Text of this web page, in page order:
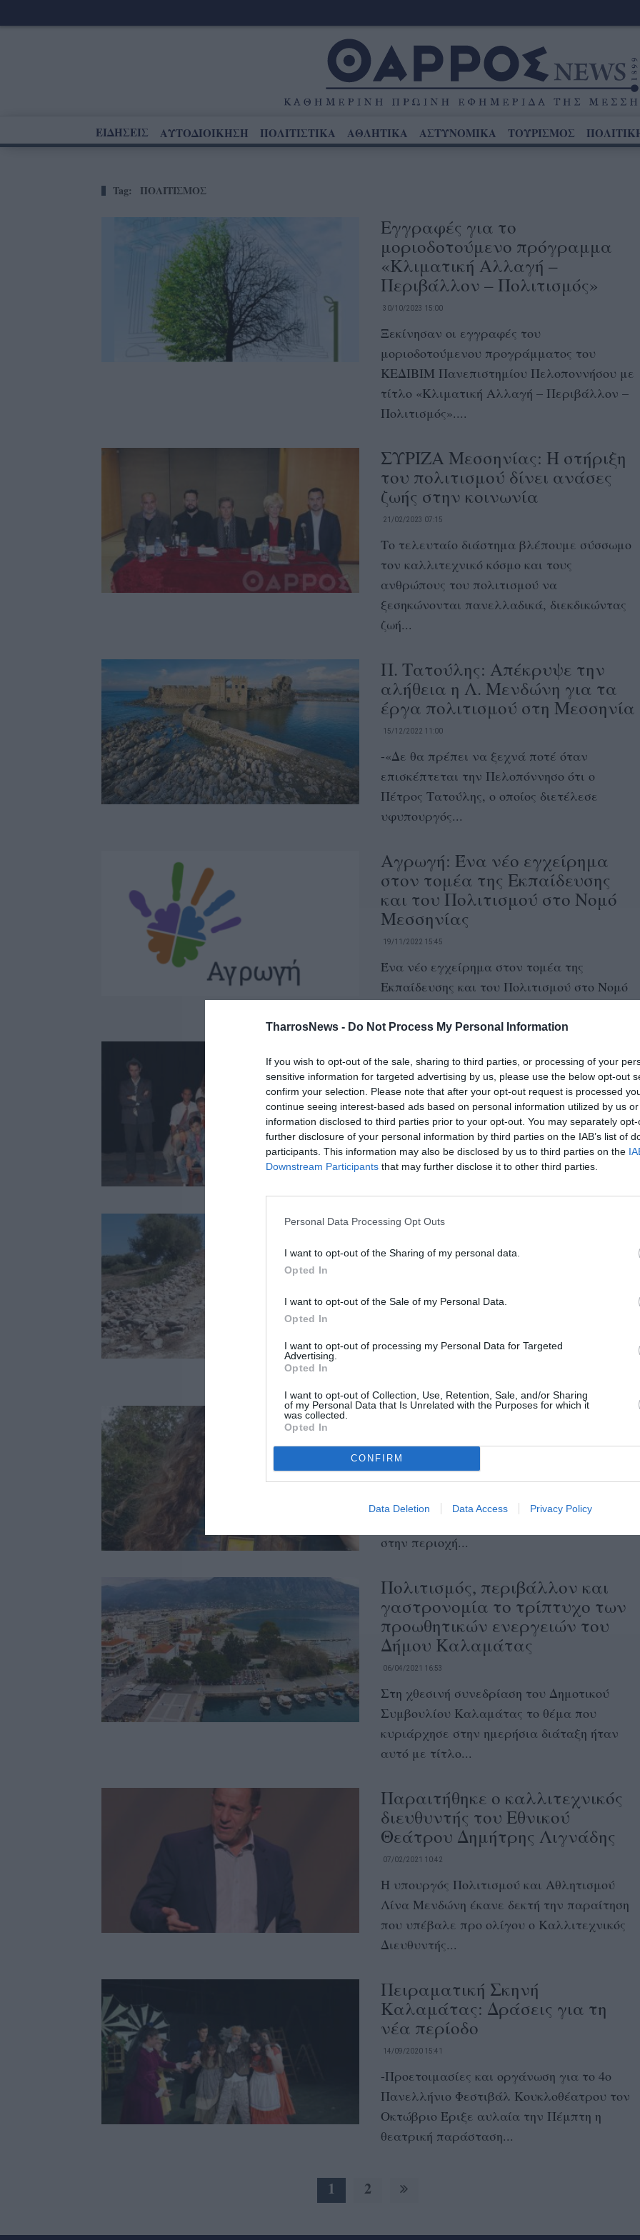
TharrosNews - Do Not Process My Personal Information
If you wish to opt-out of the sale, sharing to third parties, or processing of your
sensitive information for targeted advertising by us, please use the below opt-out
confirm your selection. Please note that after your opt-out request is processed
continue seeing interest-based ads based on personal information utilized by us
information disclosed to third parties prior to your opt-out. You may separately
further disclosure of your personal information by third parties on the IAB’s list of
participants. This information may also be disclosed by us to third parties on the
Downstream Participants that may further disclose it to other third parties.
Personal Data Processing Opt Outs
I want to opt-out of the Sharing of my personal data.
Opted In
I want to opt-out of the Sale of my Personal Data.
Opted In
I want to opt-out of processing my Personal Data for Targeted
Advertising.
Opted In
I want to opt-out of Collection, Use, Retention, Sale, and/or Sharing
of my Personal Data that Is Unrelated with the Purposes for which it
was collected.
Opted In
CONFIRM
Data Deletion Data Access Privacy Policy
ΕΙΔΗΣΕΙΣ ΑΥΤΟΔΙΟΙΚΗΣΗ ΠΟΛΙΤΙΣΤΙΚΑ ΑΘΛΗΤΙΚΑ ΑΣΤΥΝΟΜΙΚΑ ΤΟΥΡΙΣΜΟΣ
Tag: ΠΟΛΙΤΙΣΜΟΣ
Εγγραφές για το
μοριοδοτούμενο πρόγραμμα
«Κλιματική Αλλαγή –
Περιβάλλον – Πολιτισμός»
30/10/2023 15:00
Ξεκίνησαν οι εγγραφές του
μοριοδοτούμενου προγράμματος του
ΚΕΔΙΒΙΜ Πανεπιστημίου Πελοποννήσου με
τίτλο «Κλιματική Αλλαγή – Περιβάλλον –
Πολιτισμός»....
ΣΥΡΙΖΑ Μεσσηνίας: Η στήριξη
του πολιτισμού δίνει ανάσες
ζωής στην κοινωνία
21/02/2023 07:15
Το τελευταίο διάστημα βλέπουμε σύσσωμο
τον καλλιτεχνικό κόσμο και τους
ανθρώπους του πολιτισμού να
ξεσηκώνονται πανελλαδικά, διεκδικώντας
ζωή...
Π. Τατούλης: Απέκρυψε την
αλήθεια η Λ. Μενδώνη για τα
έργα πολιτισμού στη Μεσσηνία
15/12/2022 11:00
-«Δε θα πρέπει να ξεχνά ποτέ όταν
επισκέπτεται την Πελοπόννησο ότι ο
Πέτρος Τατούλης, ο οποίος διετέλεσε
υφυπουργός...
Αγρωγή: Ένα νέο εγχείρημα
στον τομέα της Εκπαίδευσης
και του Πολιτισμού στο Νομό
Μεσσηνίας
19/11/2022 15:45
Ένα νέο εγχείρημα στον τομέα της
Εκπαίδευσης και του Πολιτισμού στο Νομό
Μεσσηνίας
03/06/2022 10:10
Θεατρικές παραστάσεις, εκθέσεις,
εξορμήσεις και άλλα, συμπεριλαμβάνονται
στην πολιτιστική ατζέντα της Μεσσηνίας.
Ένα εκατομμύριο ευρώ για
Περιφέρεια Πελοποννήσου, συνολικού
εντάσσονται στο Ταμείο Ανάκαμψης και
Σοφία Φιλέα: Άφησε την Αθήνα
παράξει… Πολιτισμό
Με πυξίδα τα όνειρά της, άφησε πίσω της
στην περιοχή...
Πολιτισμός, περιβάλλον και
γαστρονομία το τρίπτυχο των
προωθητικών ενεργειών του
Δήμου Καλαμάτας
06/04/2021 16:53
Στη χθεσινή συνεδρίαση του Δημοτικού
Συμβουλίου Καλαμάτας το θέμα που
κυριάρχησε στην ημερήσια διάταξη ήταν
αυτό με τίτλο...
Παραιτήθηκε ο καλλιτεχνικός
διευθυντής του Εθνικού
Θεάτρου Δημήτρης Λιγνάδης
07/02/2021 10:42
Η υπουργός Πολιτισμού και Αθλητισμού
Λίνα Μενδώνη έκανε δεκτή την παραίτηση
που υπέβαλε προ ολίγου ο Καλλιτεχνικός
Διευθυντής...
Πειραματική Σκηνή
Καλαμάτας: Δράσεις για τη
νέα περίοδο
14/09/2020 15:41
-Προετοιμασίες και οργάνωση για το 4ο
Πανελλήνιο Φεστιβάλ Κουκλοθέατρου τον
Οκτώβριο Έριξε αυλαία την Πέμπτη η
θεατρική παράσταση...
1 2